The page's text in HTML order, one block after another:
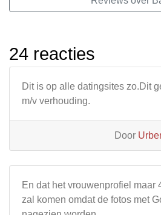
24 reacties
Dit is op alle datingsites zo.Dit
m/v verhouding.
Door
En dat het vrouwenprofiel maar
zal komen omdat de fotos met